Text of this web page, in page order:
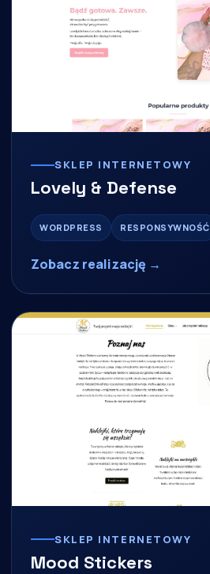
SKLEP INTERNETOWY
Lovely & Defense
WORDPRESS RESPONSYWNOŚĆ
Zobacz realizację →
SKLEP INTERNETOWY
Mood Stickers